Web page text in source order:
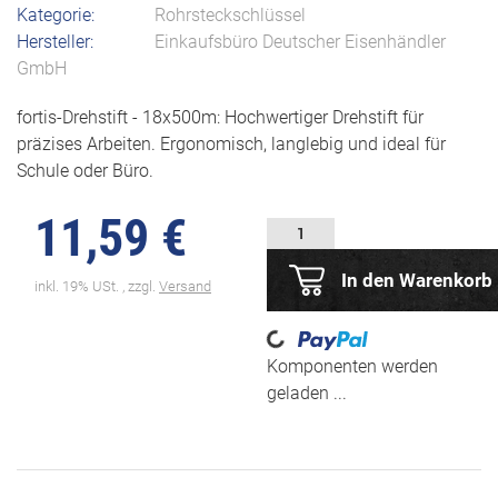
Kategorie:
Rohrsteckschlüssel
Hersteller:
Einkaufsbüro Deutscher Eisenhändler
GmbH
fortis-Drehstift - 18x500m: Hochwertiger Drehstift für
präzises Arbeiten. Ergonomisch, langlebig und ideal für
Schule oder Büro.
11,59 €
inkl. 19% USt. , zzgl. Versand In den Warenkorb
Loading...
Komponenten werden
geladen ...